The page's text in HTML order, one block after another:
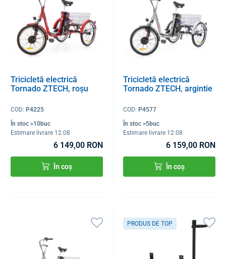
Tricicletă electrică
Tornado ZTECH, roșu
COD: P4225
În stoc >10buc
Estimare livrare 12.08
6 149,00 RON
În coș
Tricicletă electrică
Tornado ZTECH, argintie
COD: P4577
În stoc >5buc
Estimare livrare 12.08
6 159,00 RON
În coș
PRODUS DE TOP